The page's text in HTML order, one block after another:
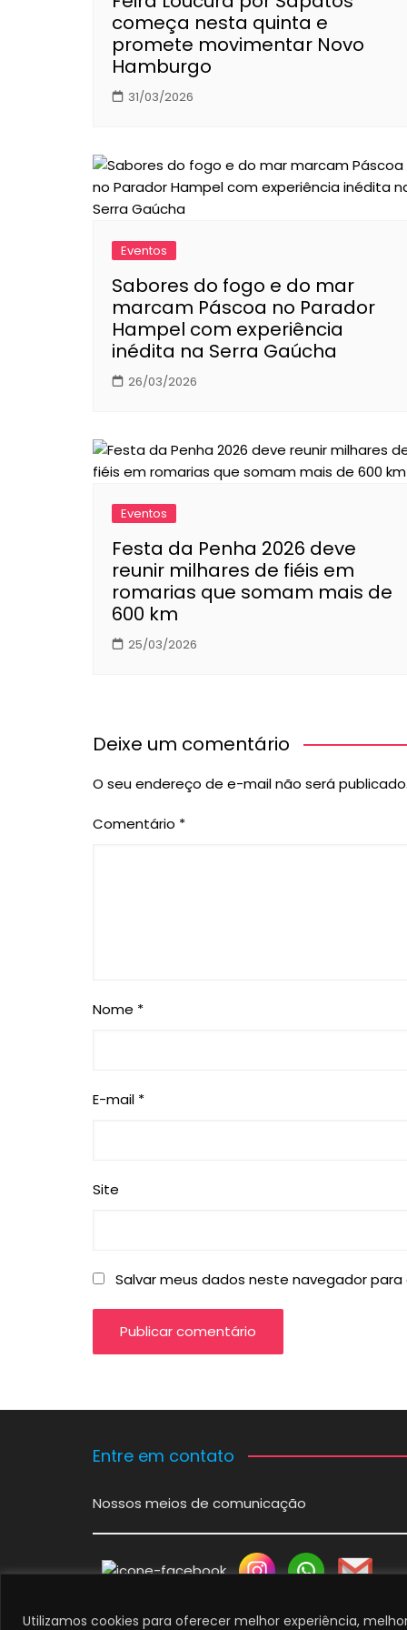
Utilizamos cookies para oferecer melhor experiência,
começa nesta quinta e
promete movimentar Novo
Hamburgo
31/03/2026
Eventos
Sabores do fogo e do mar
marcam Páscoa no Parador
Hampel com experiência
inédita na Serra Gaúcha
26/03/2026
Eventos
Festa da Penha 2026 deve
reunir milhares de fiéis em
romarias que somam mais de
600 km
25/03/2026
Deixe um comentário
O seu endereço de e-mail não será publicado.
Comentário *
Nome *
E-mail *
Site
Salvar meus dados neste navegador
Entre em contato
Nossos meios de comunicação